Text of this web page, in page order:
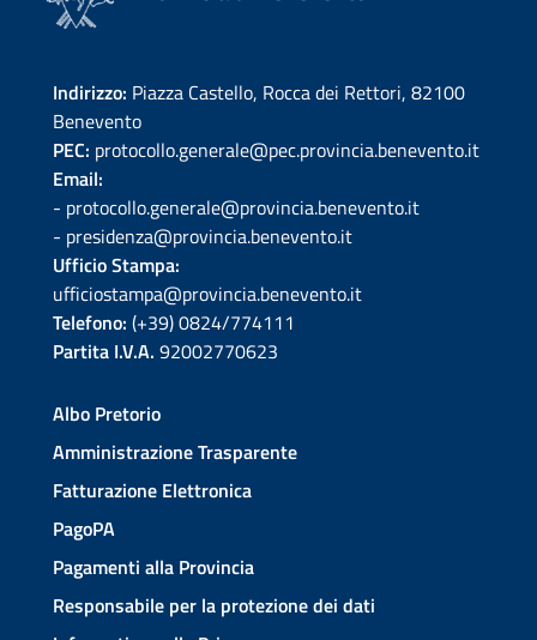
Indirizzo: Piazza Castello, Rocca dei Rettori, 82100
Benevento
PEC: protocollo.generale@pec.provincia.benevento.it
Email:
- protocollo.generale@provincia.benevento.it
- presidenza@provincia.benevento.it
Ufficio Stampa:
ufficiostampa@provincia.benevento.it
Telefono: (+39) 0824/774111
Partita I.V.A. 92002770623
Albo Pretorio
Amministrazione Trasparente
Fatturazione Elettronica
PagoPA
Pagamenti alla Provincia
Responsabile per la protezione dei dati